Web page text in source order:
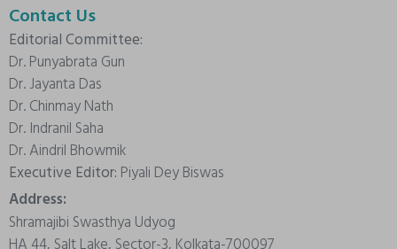
Contact Us
Editorial Committee:
Dr. Punyabrata Gun
Dr. Jayanta Das
Dr. Chinmay Nath
Dr. Indranil Saha
Dr. Aindril Bhowmik
Executive Editor: Piyali Dey Biswas
Address:
Shramajibi Swasthya Udyog